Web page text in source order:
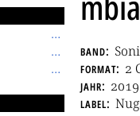
band
format 2
jahr 2019
label